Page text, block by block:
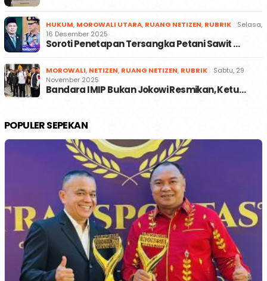
HUKUM, MOROWALI UTARA, RUANG NETIZEN, RUBRIK
Selasa,
16 Desember 2025
Soroti Penetapan Tersangka Petani Sawit …
MOROWALI, NETIZEN, RUANG NETIZEN, RUBRIK
Sabtu, 29
November 2025
Bandara IMIP Bukan Jokowi Resmikan, Ketu…
POPULER SEPEKAN